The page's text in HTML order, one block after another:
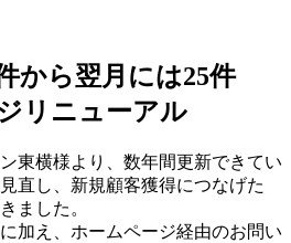
から翌月には25件
リニューアル
東横様より、数年間更新できてい
直し、新規顧客獲得につなげた
ました。
加え、ホームページ経由のお問い